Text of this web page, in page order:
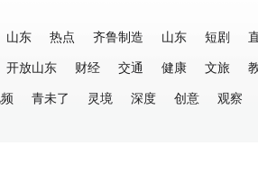
山东 热点 齐鲁制造 山东 短剧
开放山东 财经 交通 健康 文旅
青未了 灵境 深度 创意 观察